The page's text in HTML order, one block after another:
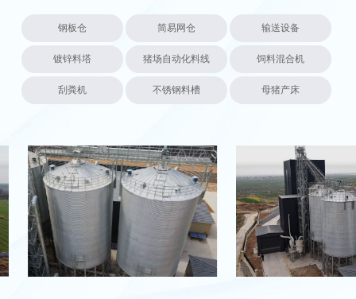
钢板仓 简易网仓 输送设备
镀锌料塔 猪场自动化料线 饲料混合机
刮粪机 不锈钢料槽 母猪产床